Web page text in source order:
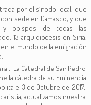
por el sínodo local, que
sede en Damasco, y que
y obispos de todas las
13 arquidiócesis en Siria,
el mundo de la emigración
La Catedral de San Pedro
la cátedra de su Eminencia
el 3 de Octubre del 2017,
actualizamos nuestra